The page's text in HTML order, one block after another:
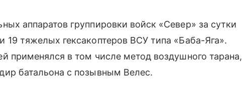
аппаратов группировки войск «Север» за сутки
тяжелых гексакоптеров ВСУ типа «Баба-Яга».
применялся в том числе метод воздушного тарана,
батальона с позывным Велес.